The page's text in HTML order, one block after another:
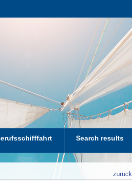
Search results
zurück